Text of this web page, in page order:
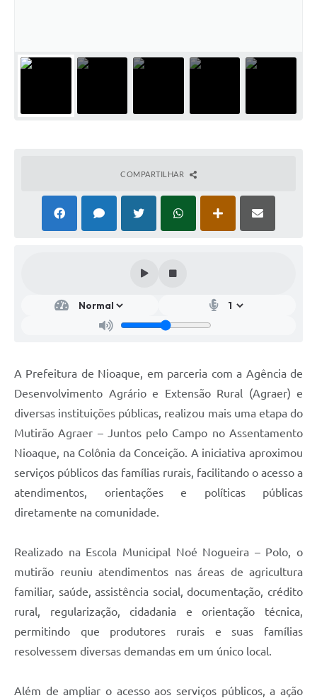
COMPARTILHAR
A Prefeitura de Nioaque, em parceria com a Agência de
Desenvolvimento Agrário e Extensão Rural (Agraer) e
diversas instituições públicas, realizou mais uma etapa do
Mutirão Agraer – Juntos pelo Campo no Assentamento
Nioaque, na Colônia da Conceição. A iniciativa aproximou
serviços públicos das famílias rurais, facilitando o acesso a
atendimentos, orientações e políticas públicas
diretamente na comunidade.
Realizado na Escola Municipal Noé Nogueira – Polo, o
mutirão reuniu atendimentos nas áreas de agricultura
familiar, saúde, assistência social, documentação, crédito
rural, regularização, cidadania e orientação técnica,
permitindo que produtores rurais e suas famílias
resolvessem diversas demandas em um único local.
Além de ampliar o acesso aos serviços públicos, a ação